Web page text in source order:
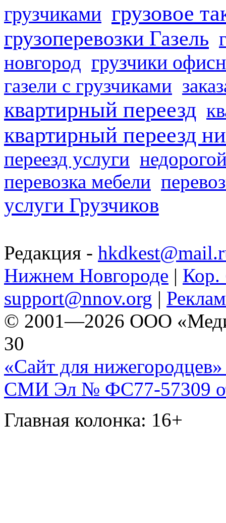
грузчиками грузовое
грузоперевозки Газель
новгород грузчики
газели с грузчиками
квартирный переезд
квартирный переезд
переезд услуги
перевозка мебели
услуги Грузчиков
Редакция -
Нижнем Новгороде | Кор.
support@nnov.org |
© 2001—2026 ООО
30
«Сайт для нижегородцев»
СМИ Эл № ФС77-57309
Главная колонка: 16+